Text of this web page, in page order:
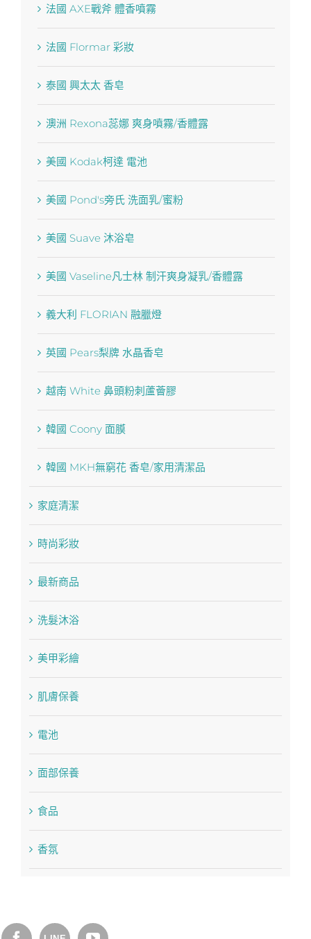
法國 AXE戰斧 體香噴霧
法國 Flormar 彩妝
泰國 興太太 香皂
澳洲 Rexona蕊娜 爽身噴霧/香體露
美國 Kodak柯達 電池
美國 Pond′s旁氏 洗面乳/蜜粉
美國 Suave 沐浴皂
美國 Vaseline凡士林 制汗爽身凝乳/香體露
義大利 FLORIAN 融臘燈
英國 Pears梨牌 水晶香皂
越南 White 鼻頭粉刺蘆薈膠
韓國 Coony 面膜
韓國 MKH無窮花 香皂/家用清潔品
家庭清潔
時尚彩妝
最新商品
洗髮沐浴
美甲彩繪
肌膚保養
電池
面部保養
食品
香氛